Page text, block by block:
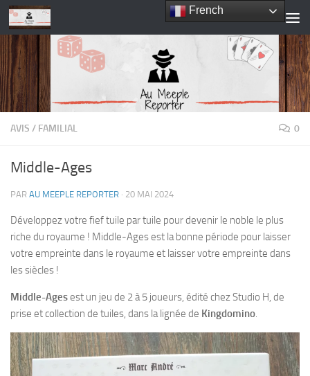
Skip to content
AVIS / FAMILIAL 0
Middle-Ages
PAR AU MEEPLE REPORTER · 20 MAI 2024
Développez votre fief tuile par tuile pour devenir le noble le plus
riche du royaume ! Middle-Ages est la bonne période pour laisser
votre empreinte dans le royaume et laisser votre empreinte dans
les siècles !
Middle-Agesest un jeu de 2 à 5 joueurs, édité chez Studio H, de
prise et collection de tuiles, dans la lignée de Kingdomino.
French